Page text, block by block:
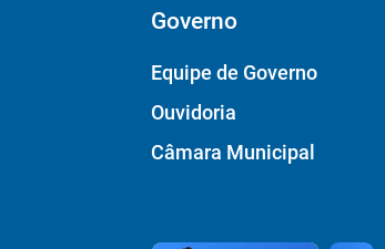
Governo
Equipe de Governo
Ouvidoria
Câmara Municipal